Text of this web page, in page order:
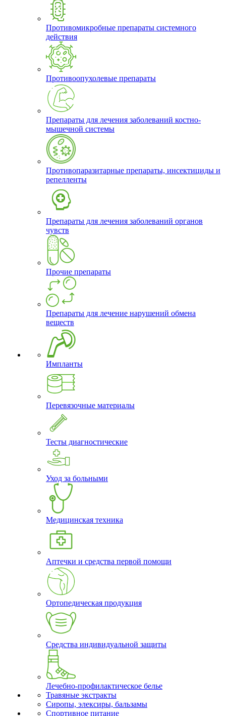
Противомикробные препараты системного
действия
Противоопухолевые препараты
Препараты для лечения заболеваний костно-
мышечной системы
Противопаразитарные препараты, инсектициды и
репелленты
Препараты для лечения заболеваний органов
чувств
Прочие препараты
Препараты для лечение нарушений обмена
веществ
Импланты
Перевязочные материалы
Тесты диагностические
Уход за больными
Медицинская техника
Аптечки и средства первой помощи
Ортопедическая продукция
Средства индивидуальной защиты
Лечебно-профилактическое белье
Травяные экстракты
Сиропы, элексиры, бальзамы
Спортивное питание